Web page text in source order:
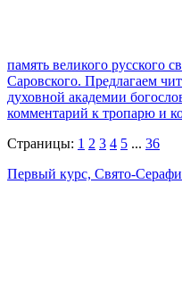
память великого русского
Саровского. Предлагаем
духовной академии
комментарий к тропарю и
Страницы: 1 2 3 4 5 ... 36
Первый курс, Свято-